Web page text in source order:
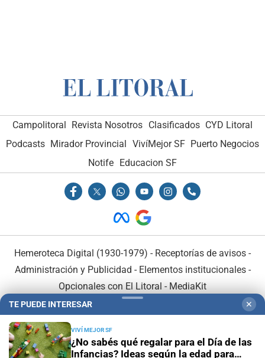
Campolitoral Revista Nosotros Clasificados CYD Litoral
Podcasts Mirador Provincial VivíMejor SF Puerto Negocios
Notife Educacion SF
Hemeroteca Digital (1930-1979) - Receptorías de avisos -
Administración y Publicidad - Elementos institucionales-
Opcionales con El Litoral - MediaKit
TE PUEDE INTERESAR ✕
VIVÍ MEJOR SF
¿No sabés qué regalar para el Día de las
Infancias? Ideas según la edad para